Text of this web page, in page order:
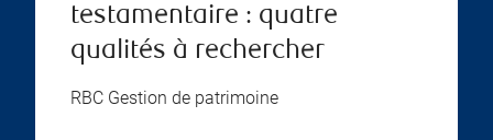
testamentaire : quatre
qualités à rechercher
RBC Gestion de patrimoine